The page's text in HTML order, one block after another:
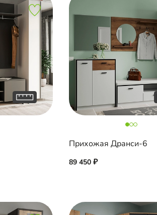
Прихожая Дранси-6
89 450